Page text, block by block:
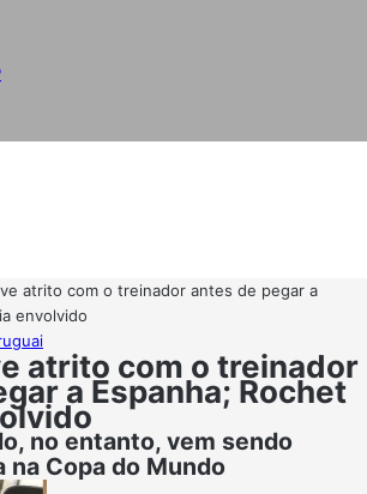
atrito com o treinador antes de pegar a
envolvido
atrito com o treinador
a Espanha; Rochet
no entanto, vem sendo
na Copa do Mundo